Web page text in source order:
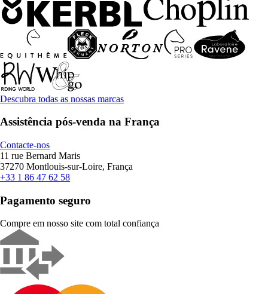
Descubra todas as nossas marcas
Assistência pós-venda na França
Contacte-nos
11 rue Bernard Maris
37270 Montlouis-sur-Loire, França
+33 1 86 47 62 58
Pagamento seguro
Compre em nosso site com total confiança